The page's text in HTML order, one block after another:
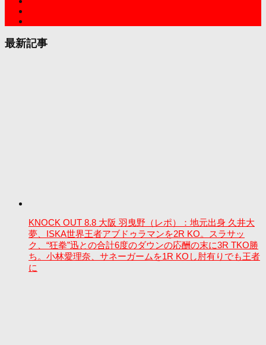
最新記事
KNOCK OUT 8.8 大阪 羽曳野（レポ）：地元出身 久井大
夢、ISKA世界王者アブドゥラマンを2R KO。スラサッ
ク、“狂拳”迅との合計6度のダウンの応酬の末に3R TKO勝
ち。小林愛理奈、サネーガームを1R KOし肘有りでも王者
に